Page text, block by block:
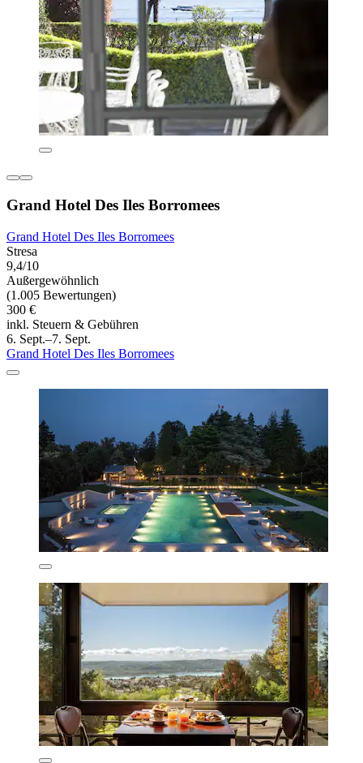
Grand Hotel Des Iles Borromees
Grand Hotel Des Iles Borromees
Stresa
9,4/10
Außergewöhnlich
(1.005 Bewertungen)
300 €
inkl. Steuern & Gebühren
6. Sept.–7. Sept.
Grand Hotel Des Iles Borromees